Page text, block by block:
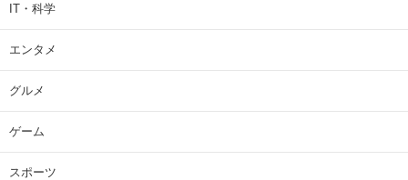
IT・科学
エンタメ
グルメ
ゲーム
スポーツ